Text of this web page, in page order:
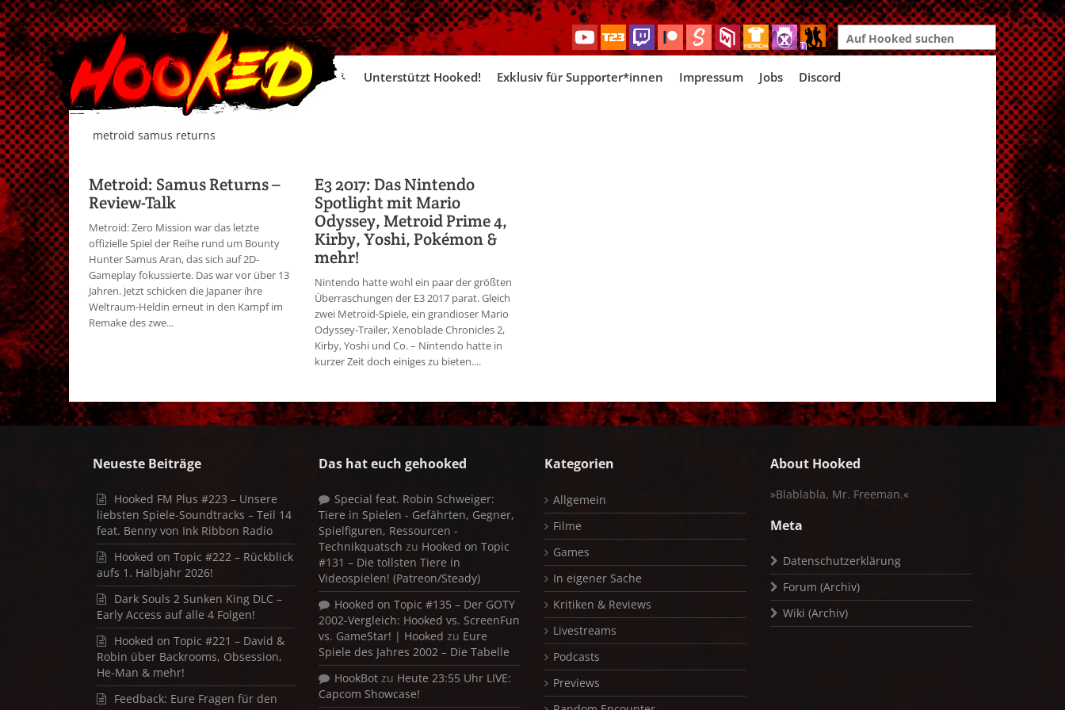
Search
for:
Skip
Unterstützt Hooked! Exklusiv für Supporter*innen Impressum Jobs Discord
metroid samus returns
Metroid: Samus Returns –
Review-Talk
Metroid: Zero Mission war das letzte
offizielle Spiel der Reihe rund um Bounty
Hunter Samus Aran, das sich auf 2D-
Gameplay fokussierte. Das war vor über 13
Jahren. Jetzt schicken die Japaner ihre
Weltraum-Heldin erneut in den Kampf im
Remake des zwe...
E3 2017: Das Nintendo
Spotlight mit Mario
Odyssey, Metroid Prime 4,
Kirby, Yoshi, Pokémon &
mehr!
Nintendo hatte wohl ein paar der größten
Überraschungen der E3 2017 parat. Gleich
zwei Metroid-Spiele, ein grandioser Mario
Odyssey-Trailer, Xenoblade Chronicles 2,
Kirby, Yoshi und Co. – Nintendo hatte in
kurzer Zeit doch einiges zu bieten....
Neueste Beiträge
Hooked FM Plus #223 – Unsere
liebsten Spiele-Soundtracks – Teil 14
feat. Benny von Ink Ribbon Radio
Hooked on Topic #222 – Rückblick
aufs 1. Halbjahr 2026!
Dark Souls 2 Sunken King DLC –
Early Access auf alle 4 Folgen!
Hooked on Topic #221 – David &
Robin über Backrooms, Obsession,
He-Man & mehr!
Feedback: Eure Fragen für den
Das hat euch gehooked
Special feat. Robin Schweiger:
Tiere in Spielen - Gefährten, Gegner,
Spielfiguren, Ressourcen -
Technikquatsch zu Hooked on Topic
#131 – Die tollsten Tiere in
Videospielen! (Patreon/Steady)
Hooked on Topic #135 – Der GOTY
2002-Vergleich: Hooked vs. ScreenFun
vs. GameStar! | Hooked zu Eure
Spiele des Jahres 2002 – Die Tabelle
HookBot zu Heute 23:55 Uhr LIVE:
Capcom Showcase!
Kategorien
Allgemein
Filme
Games
In eigener Sache
Kritiken & Reviews
Livestreams
Podcasts
Previews
About Hooked
»Blablabla, Mr. Freeman.«
Meta
Datenschutzerklärung
Forum (Archiv)
Wiki (Archiv)